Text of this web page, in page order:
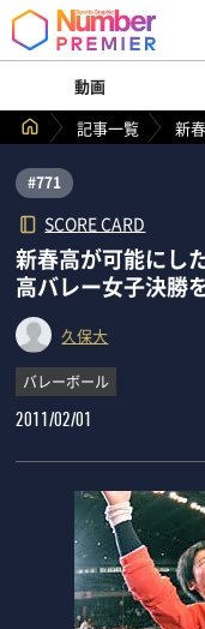
動画
記事一覧
新
#771
SCORE CARD
新春高が可能にし
高バレー女子決勝
久保大
バレーボール
2011/02/01